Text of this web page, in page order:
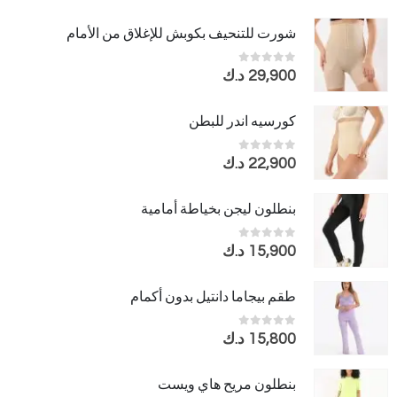
شورت للتنحيف بكوبش للإغلاق من الأمام
0
out of 5
29,900 د.ك
كورسيه اندر للبطن
0
out of 5
22,900 د.ك
بنطلون ليجن بخياطة أمامية
0
out of 5
15,900 د.ك
طقم بيجاما دانتيل بدون أكمام
0
out of 5
15,800 د.ك
بنطلون مريح هاي ويست